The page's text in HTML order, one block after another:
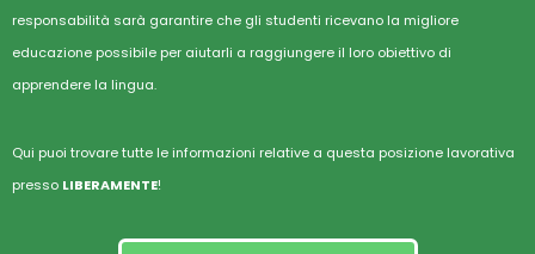
responsabilità sarà garantire che gli studenti ricevano la migliore
educazione possibile per aiutarli a raggiungere il loro obiettivo di
apprendere la lingua.
Qui puoi trovare tutte le informazioni relative a questa posizione lavorativa
presso LIBERAMENTE!